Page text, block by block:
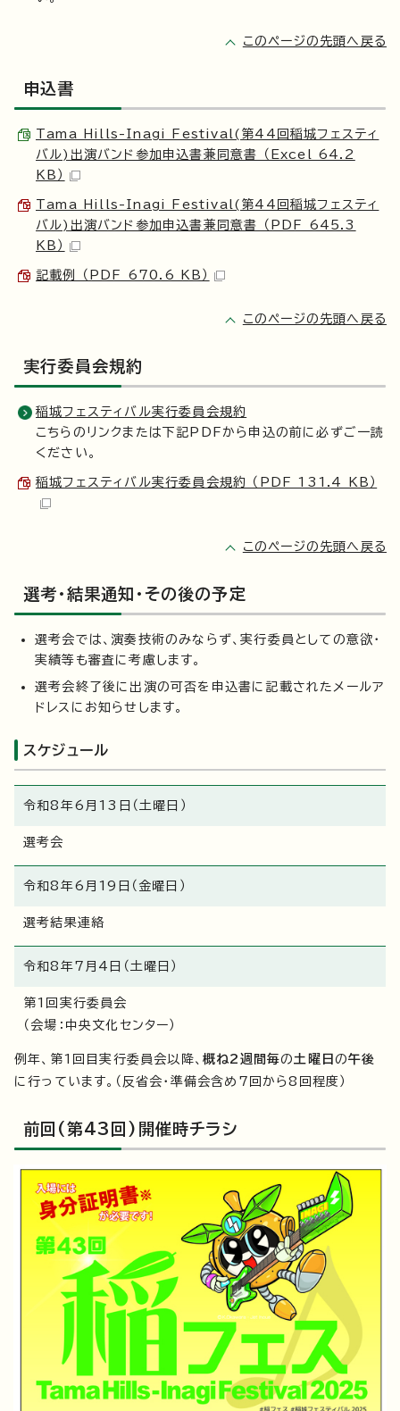
このページの先頭へ戻る
申込書
Tama Hills-Inagi Festival(第44回稲城フェスティ
バル)出演バンド参加申込書兼同意書 （Excel 64.2
KB）
Tama Hills-Inagi Festival(第44回稲城フェスティ
バル)出演バンド参加申込書兼同意書 （PDF 645.3
KB）
記載例 （PDF 670.6 KB）
このページの先頭へ戻る
実行委員会規約
稲城フェスティバル実行委員会規約
こちらのリンクまたは下記PDFから申込の前に必ずご一読
ください。
稲城フェスティバル実行委員会規約 （PDF 131.4 KB）
このページの先頭へ戻る
選考・結果通知・その後の予定
選考会では、演奏技術のみならず、実行委員としての意欲・
実績等も審査に考慮します。
選考会終了後に出演の可否を申込書に記載されたメールア
ドレスにお知らせします。
スケジュール
令和8年6月13日（土曜日）
選考会
令和8年6月19日（金曜日）
選考結果連絡
令和8年7月4日（土曜日）
第1回実行委員会
（会場：中央文化センター）
例年、第1回目実行委員会以降、 概ね2週間毎の土曜日の午後
に行っています。（反省会・準備会含め7回から8回程度）
前回(第43回)開催時チラシ